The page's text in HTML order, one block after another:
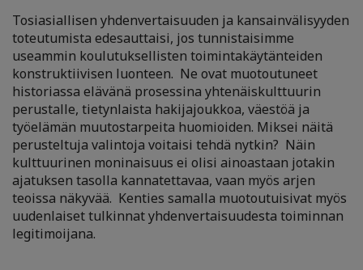
Tosiasiallisen yhdenvertaisuuden ja kansainvälisyyden
toteutumista edesauttaisi, jos tunnistaisimme
useammin koulutuksellisten toimintakäytänteiden
konstruktiivisen luonteen. Ne ovat muotoutuneet
historiassa elävänä prosessina yhtenäiskulttuurin
perustalle, tietynlaista hakijajoukkoa, väestöä ja
työelämän muutostarpeita huomioiden. Miksei näitä
perusteltuja valintoja voitaisi tehdä nytkin? Näin
kulttuurinen moninaisuus ei olisi ainoastaan jotakin
ajatuksen tasolla kannatettavaa, vaan myös arjen
teoissa näkyvää. Kenties samalla muotoutuisivat myös
uudenlaiset tulkinnat yhdenvertaisuudesta toiminnan
legitimoijana.